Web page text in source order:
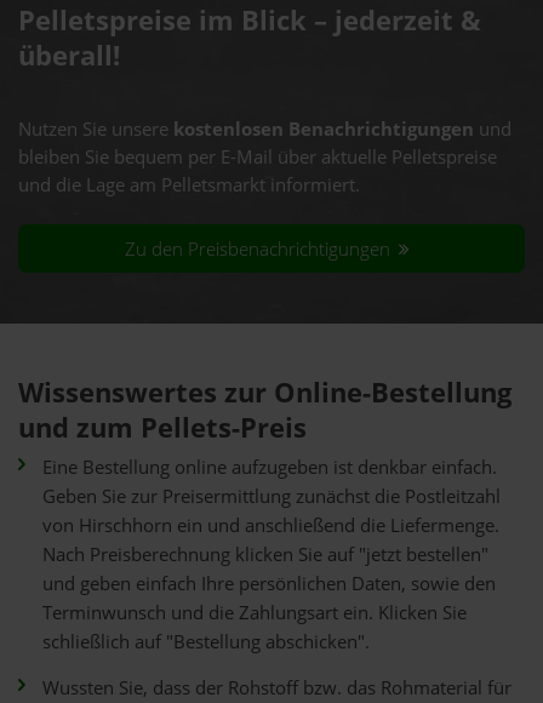
Pelletspreise im Blick – jederzeit &
überall!
Nutzen Sie unsere kostenlosen Benachrichtigungen und
bleiben Sie bequem per E-Mail über aktuelle Pelletspreise
und die Lage am Pelletsmarkt informiert.
Zu den Preisbenachrichtigungen
Wissenswertes zur Online-Bestellung
und zum Pellets-Preis
Eine Bestellung online aufzugeben ist denkbar einfach.
Geben Sie zur Preisermittlung zunächst die Postleitzahl
von Hirschhorn ein und anschließend die Liefermenge.
Nach Preisberechnung klicken Sie auf "jetzt bestellen"
und geben einfach Ihre persönlichen Daten, sowie den
Terminwunsch und die Zahlungsart ein. Klicken Sie
schließlich auf "Bestellung abschicken".
Wussten Sie, dass der Rohstoff bzw. das Rohmaterial für